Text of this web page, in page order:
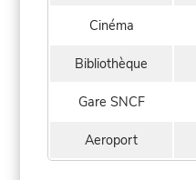
Cinéma
Bibliothèque
Gare SNCF
Aeroport